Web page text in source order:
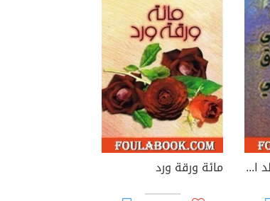
ديوان الرافعي المجلد الثاني مائة ورقة ورد